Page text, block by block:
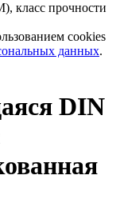
класс прочности
cookies
данных.
DIN